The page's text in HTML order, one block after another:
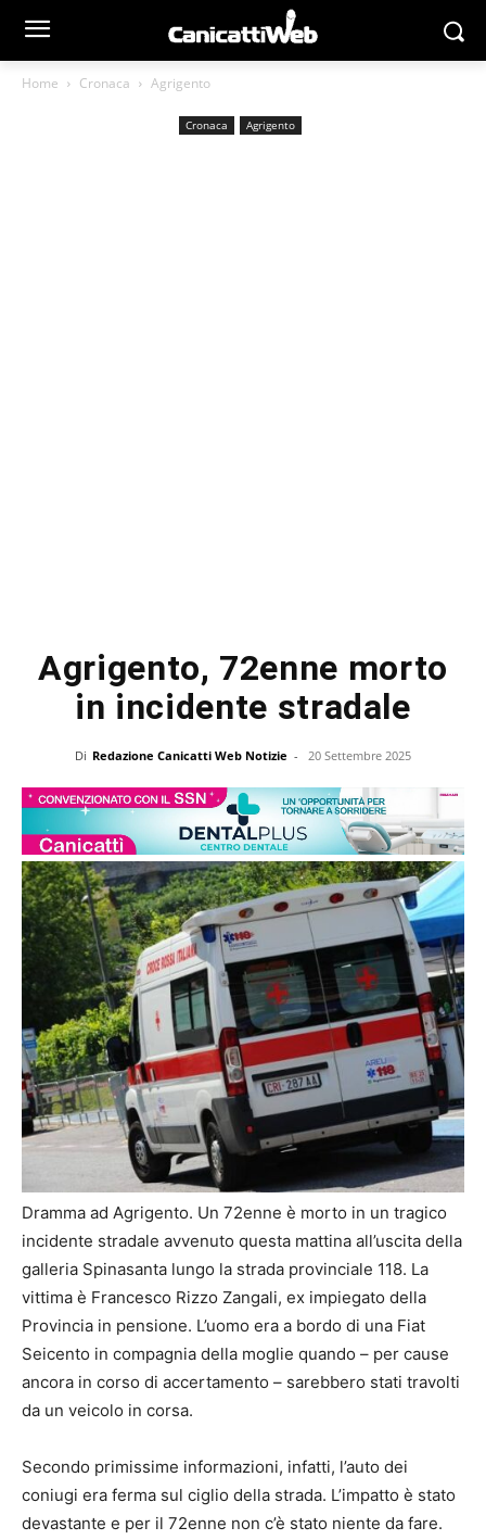
Home Cronaca Agrigento
Cronaca Agrigento
Agrigento, 72enne morto
in incidente stradale
Di Redazione Canicatti Web Notizie - 20 Settembre 2025
Dramma ad Agrigento. Un 72enne è morto in un tragico
incidente stradale avvenuto questa mattina all’uscita della
galleria Spinasanta lungo la strada provinciale 118. La
vittima è Francesco Rizzo Zangali, ex impiegato della
Provincia in pensione. L’uomo era a bordo di una Fiat
Seicento in compagnia della moglie quando – per cause
ancora in corso di accertamento – sarebbero stati travolti
da un veicolo in corsa.
Secondo primissime informazioni, infatti, l’auto dei
coniugi era ferma sul ciglio della strada. L’impatto è stato
devastante e per il 72enne non c’è stato niente da fare.